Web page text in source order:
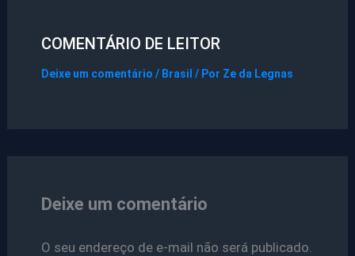
COMENTÁRIO DE LEITOR
Deixe um comentário / Brasil / Por Ze da Legnas
Deixe um comentário
O seu endereço de e-mail não será publicado.